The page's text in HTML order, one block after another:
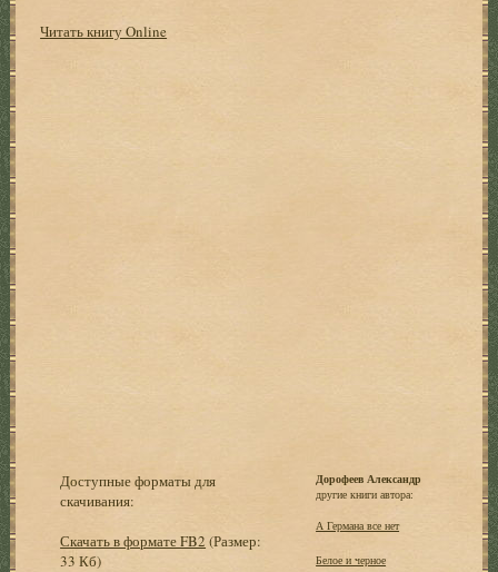
Читать книгу Online
Доступные форматы для
скачивания:
Скачать в формате FB2 (Размер:
33 Кб)
Дорофеев Александр
другие книги автора:
А Германа все нет
Белое и черное